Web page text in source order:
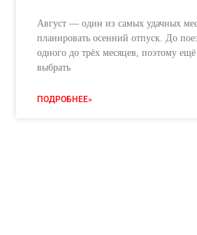
Август — один из самых удачных
планировать осенний отпуск. До
одного до трёх месяцев, поэтому
выбрать
ПОДРОБНЕЕ»